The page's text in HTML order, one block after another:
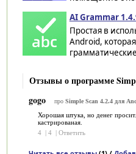
AI Grammar
Простая в
Android,
Отзывы о программе
gogo
про Simple Scan 4.2.4 для
Хорошая штука, но денег
кастрированая.
4
4 Ответить